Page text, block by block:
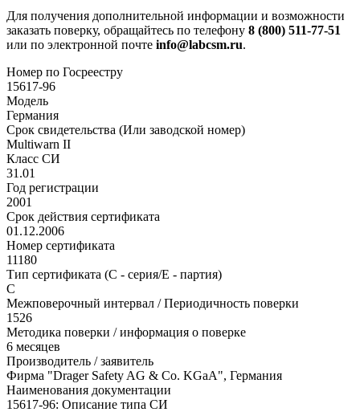
Для получения дополнительной информации и возможности
заказать поверку, обращайтесь по телефону 8 (800) 511-77-51
или по электронной почте info@labcsm.ru.
Номер по Госреестру
15617-96
Модель
Германия
Срок свидетельства (Или заводской номер)
Multiwarn II
Класс СИ
31.01
Год регистрации
2001
Срок действия сертификата
01.12.2006
Номер сертификата
11180
Тип сертификата (C - серия/E - партия)
С
Межповерочный интервал / Периодичность поверки
1526
Методика поверки / информация о поверке
6 месяцев
Производитель / заявитель
Фирма "Drager Safety AG & Co. KGaA", Германия
Наименования документации
15617-96: Описание типа СИ